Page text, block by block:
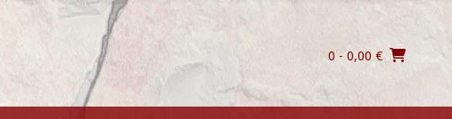
0 - 0,00 €